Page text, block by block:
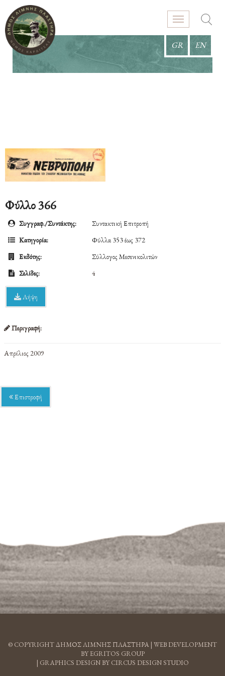
GR EN
Φύλλο 366
Συγγραφ./Συντάκτης:
Συντακτική Επιτροπή
Κατηγορία:
Φύλλα 353 έως 372
Εκδότης:
Σύλλογος Μεσενικολιτών
Σελίδες:
4
Λήψη
Περιγραφή:
Απρίλιος 2009
Επιστροφή
© COPYRIGHT ΔΗΜΟΣ ΛΙΜΝΗΣ ΠΛΑΣΤΗΡΑ | WEB DEVELOPMENT
BY EGRITOS GROUP
| GRAPHICS DESIGN BY CIRCUS DESIGN STUDIO